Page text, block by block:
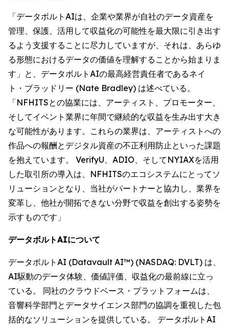
「データボルトAIは、企業や業界が自社のデータ資産を
管理、保護、活用して収益化の可能性を最大限に引き出す
るよう支援することに尽力していますが、それは、あらゆ
る形態におけるデータの価値を理解することから始まりま
す」と、データボルトAIの最高経営責任者であるネイ
ト・ブラッドリー (Nate Bradley) は述べている。
「NFHITSとの協業には、アーティスト、プロモーター、
そしてイベント業界に年間で継続的な収益を生み出す大き
な可能性があります。これらの業界は、アーティストへの
作品への報酬とデジタル資産の不正利用防止といった課題
を抱えています。 VerifyU、ADIO、そしてNYIAXを活用
した取引所の導入は、NFHITSのエコシステムにとってソ
リューションとなり、当社がパートナーと協力し、業界を
変革し、他社が開拓できない分野で収益を創出する姿勢を
示すものです」
データボルトAIについて
データボルトAI (Datavault AI™) (NASDAQ: DVLT) は、
AI駆動のデータ体験、価値評価、収益化の最前線に立っ
ている。 同社のクラウドベース・プラットフォームは、
音響科学部門とデータサイエンス部門の協調を重視した包
括的なソリューションを提供している。 データボルトAI